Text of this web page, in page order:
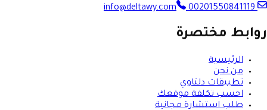
info@deltawy.com
00201550841119
روابط مختصرة
الرئيسية
من نحن
تطبيقات دلتاوي
احسب تكلفة موقعك
طلب استشارة مجانية